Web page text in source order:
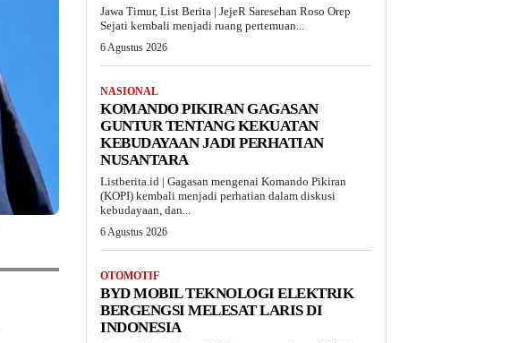
Jawa Timur, List Berita | JejeR Saresehan Roso Orep
Sejati kembali menjadi ruang pertemuan...
6 Agustus 2026
NASIONAL
KOMANDO PIKIRAN GAGASAN
GUNTUR TENTANG KEKUATAN
KEBUDAYAAN JADI PERHATIAN
NUSANTARA
Listberita.id | Gagasan mengenai Komando Pikiran
(KOPI) kembali menjadi perhatian dalam diskusi
kebudayaan, dan...
6 Agustus 2026
OTOMOTIF
BYD MOBIL TEKNOLOGI ELEKTRIK
BERGENGSI MELESAT LARIS DI
INDONESIA